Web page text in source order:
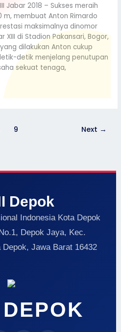
Jabar 2018 – Sukses meraih
membuat Anton Rimardo
maksimalnya dinomor
XIII di Stadion Pakansari, Bogor,
dilakukan Anton cukup
detik menjelang penutupan
sekuat tenaga,
9 Next →
Depok
Indonesia Kota Depok
Depok Jaya, Kec.
Jawa Barat 16432